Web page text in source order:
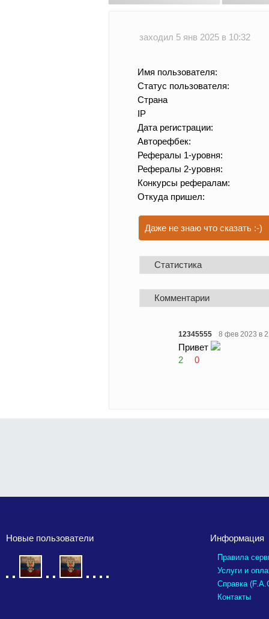
заходил 5 янв 2025 в 10:32
Имя пользователя:
Статус пользователя:
Страна
IP
Дата регистрации:
Авторефбек:
Рефералы 1-уровня:
Рефералы 2-уровня:
Конкурсы рефералам:
Откуда пришел:
Даже не знаю что сказать :-)
Статистика
Комментарии
12345555 8 фев 2023 в
Привет
2
0
Новые пользователи Информация
Правила
Услуги и
Справка
Контакты